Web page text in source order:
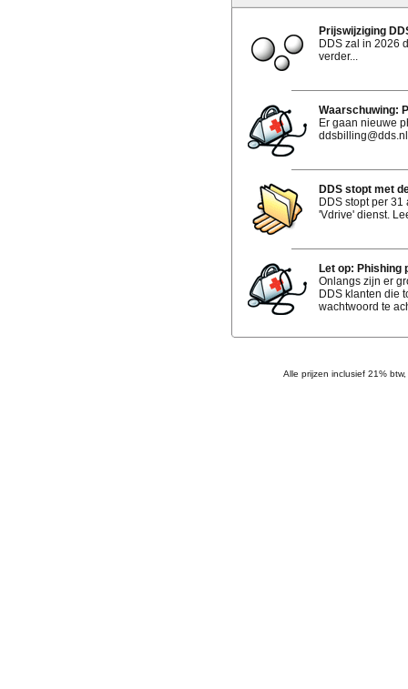
Prijswijziging
DDS zal in 2026
verder...
Waarschuwing:
Er gaan nieuwe
DDS stopt met
DDS stopt per
'Vdrive' dienst.
Let op: Phishing
Onlangs zijn er
DDS klanten die
wachtwoord te
Alle prijzen inclusief 21% btw,